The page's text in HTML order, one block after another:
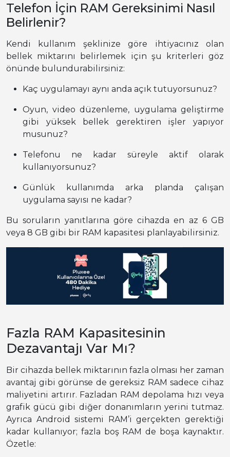
Telefon İçin RAM Gereksinimi Nasıl
Belirlenir?
Kendi kullanım şeklinize göre ihtiyacınız olan
bellek miktarını belirlemek için şu kriterleri göz
önünde bulundurabilirsiniz:
Kaç uygulamayı aynı anda açık tutuyorsunuz?
Oyun, video düzenleme, uygulama geliştirme
gibi yüksek bellek gerektiren işler yapıyor
musunuz?
Telefonu ne kadar süreyle aktif olarak
kullanıyorsunuz?
Günlük kullanımda arka planda çalışan
uygulama sayısı ne kadar?
Bu soruların yanıtlarına göre cihazda en az 6 GB
veya 8 GB gibi bir RAM kapasitesi planlayabilirsiniz.
Fazla RAM Kapasitesinin
Dezavantajı Var Mı?
Bir cihazda bellek miktarının fazla olması her zaman
avantaj gibi görünse de gereksiz RAM sadece cihaz
maliyetini artırır. Fazladan RAM depolama hızı veya
grafik gücü gibi diğer donanımların yerini tutmaz.
Ayrıca Android sistemi RAM’i gerçekten gerektiği
kadar kullanıyor; fazla boş RAM de boşa kaynaktır.
Özetle: